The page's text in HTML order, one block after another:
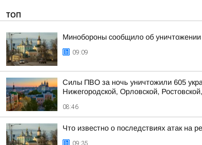
ТОП
Минобороны сообщило об уничтожении
09:09
Силы ПВО за ночь уничтожили 605
Нижегородской, Орловской,
08:46
Что известно о последствиях атак на
09:35